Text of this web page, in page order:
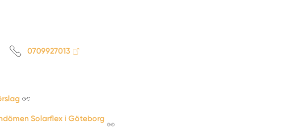
0709927013
Solarflex i Göteborg